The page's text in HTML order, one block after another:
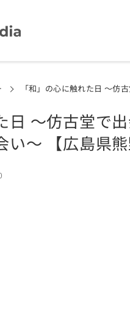
「和」の心に触れた日 〜仿
日 〜仿古堂で
〜 【広島県熊